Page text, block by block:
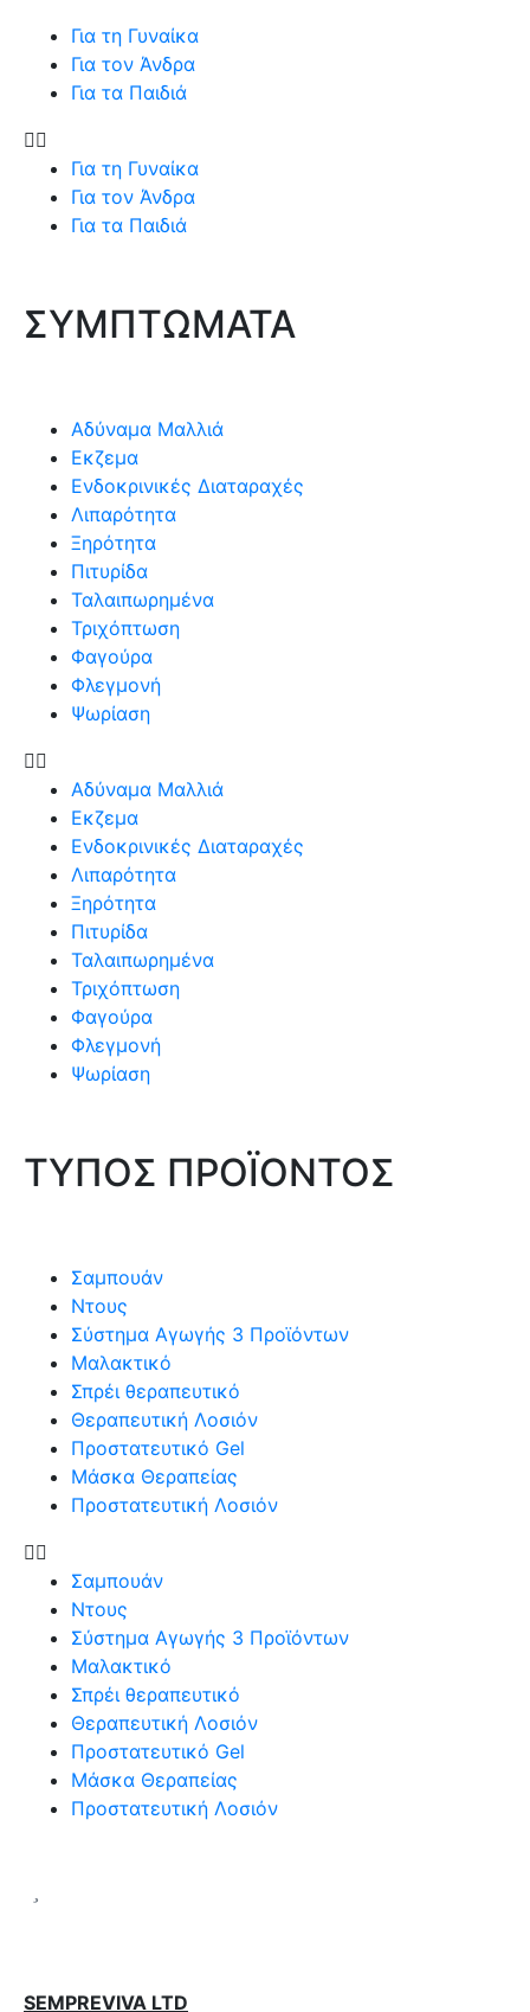
Για τη Γυναίκα
Για τον Άνδρα
Για τα Παιδιά
Για τη Γυναίκα
Για τον Άνδρα
Για τα Παιδιά
ΣΥΜΠΤΩΜΑΤΑ
Αδύναμα Μαλλιά
Εκζεμα
Ενδοκρινικές Διαταραχές
Λιπαρότητα
Ξηρότητα
Πιτυρίδα
Ταλαιπωρημένα
Τριχόπτωση
Φαγούρα
Φλεγμονή
Ψωρίαση
Αδύναμα Μαλλιά
Εκζεμα
Ενδοκρινικές Διαταραχές
Λιπαρότητα
Ξηρότητα
Πιτυρίδα
Ταλαιπωρημένα
Τριχόπτωση
Φαγούρα
Φλεγμονή
Ψωρίαση
ΤΥΠΟΣ ΠΡΟΪΟΝΤΟΣ
Σαμπουάν
Ντους
Σύστημα Αγωγής 3 Προϊόντων
Μαλακτικό
Σπρέι θεραπευτικό
Θεραπευτική Λοσιόν
Προστατευτικό Gel
Μάσκα Θεραπείας
Προστατευτική Λοσιόν
Σαμπουάν
Ντους
Σύστημα Αγωγής 3 Προϊόντων
Μαλακτικό
Σπρέι θεραπευτικό
Θεραπευτική Λοσιόν
Προστατευτικό Gel
Μάσκα Θεραπείας
Προστατευτική Λοσιόν
SEMPREVIVA LTD